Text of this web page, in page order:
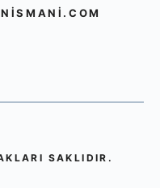
SAKLIDIR.